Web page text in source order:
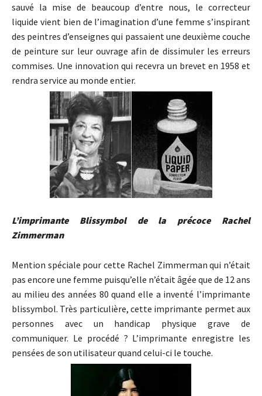
sauvé la mise de beaucoup d’entre nous, le correcteur
liquide vient bien de l’imagination d’une femme s’inspirant
des peintres d’enseignes qui passaient une deuxième couche
de peinture sur leur ouvrage afin de dissimuler les erreurs
commises. Une innovation qui recevra un brevet en 1958 et
rendra service au monde entier.
L’imprimante Blissymbol de la précoce Rachel
Zimmerman
Mention spéciale pour cette Rachel Zimmerman qui n’était
pas encore une femme puisqu’elle n’était âgée que de 12 ans
au milieu des années 80 quand elle a inventé l’imprimante
blissymbol. Très particulière, cette imprimante permet aux
personnes avec un handicap physique grave de
communiquer. Le procédé ? L’imprimante enregistre les
pensées de son utilisateur quand celui-ci le touche.